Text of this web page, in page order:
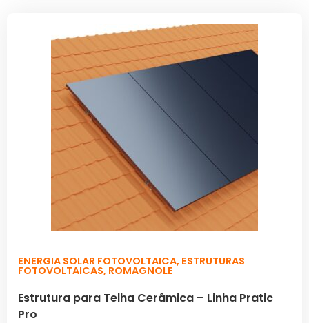
ENERGIA SOLAR FOTOVOLTAICA, ESTRUTURAS
FOTOVOLTAICAS, ROMAGNOLE
Estrutura para Telha Cerâmica – Linha Pratic
Pro